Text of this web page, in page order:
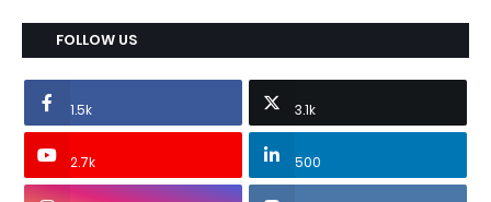
FOLLOW US
1.5k 3.1k
2.7k 500